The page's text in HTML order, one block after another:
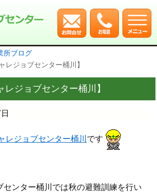
所ブログ
レジョブセンター桶川】
レジョブセンター桶川】
レジョブセンター桶川 です
センター桶川では秋の避難訓練を行い